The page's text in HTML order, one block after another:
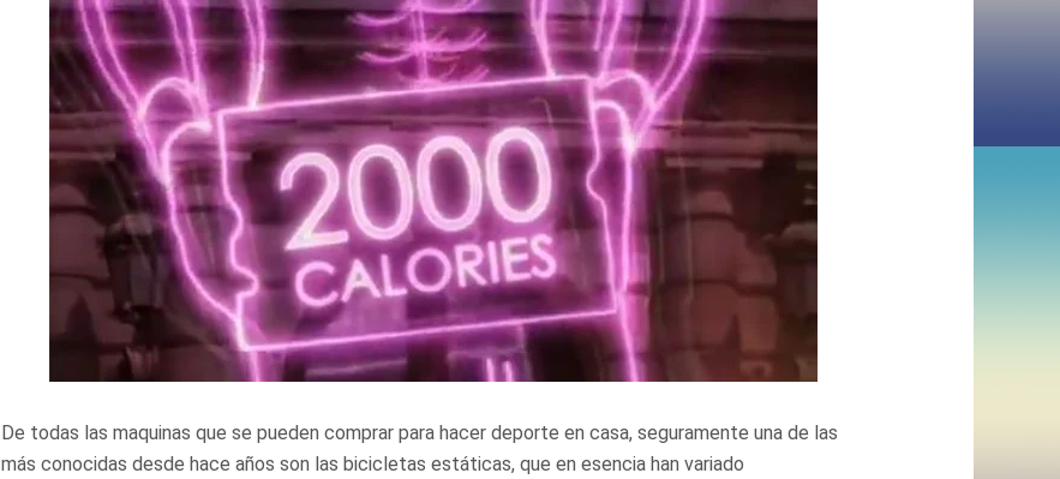
De todas las maquinas que se pueden comprar para hacer deporte en casa, seguramente una de las
más conocidas desde hace años son las bicicletas estáticas, que en esencia han variado